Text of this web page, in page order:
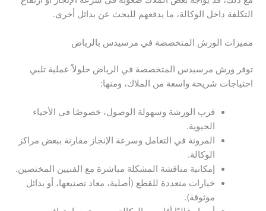
التكلفة داخل الوكالة، ما يدفعهم للبحث عن بدائل أخرى.
مميزات الورش المتخصصة في مرسيدس بالرياض
توفر ورش مرسيدس المتخصصة في الرياض حلولاً عملية تلبي
احتياجات شريحة واسعة من الملاك، ومنها:
قرب الورشة وسهولة الوصول، خصوصًا في الأحياء
الحيوية.
المرونة في التعامل وسرعة الإنجاز مقارنة ببعض مراكز
الوكالة.
إمكانية مناقشة المشكلة مباشرة مع الفنيين المختصين.
خيارات متعددة للقطع (أصلية، معاد تصنيعها، أو بدائل
موثوقة).